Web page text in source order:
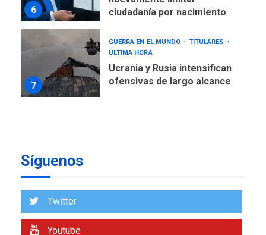
6
ciudadanía por nacimiento
7
GUERRA EN EL MUNDO
TITULARES
ÚLTIMA HORA
Ucrania y Rusia intensifican
ofensivas de largo alcance
1
De la Espriella asumirá
Síguenos
Twitter
Youtube